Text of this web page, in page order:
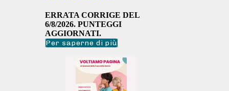
ERRATA CORRIGE DEL
6/8/2026. PUNTEGGI
AGGIORNATI.
Per saperne di più